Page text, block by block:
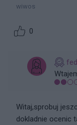
wiwos
0
Witaj,sprobuj
dokladnie ocenic